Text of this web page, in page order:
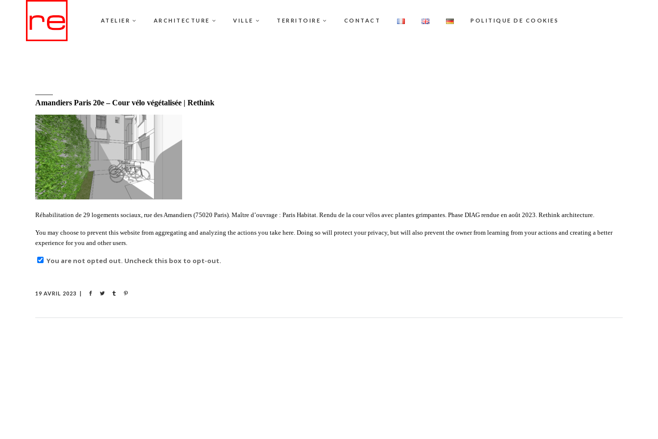
ATELIER ARCHITECTURE VILLE TERRITOIRE CONTACT POLITIQUE DE COOKIES
Amandiers Paris 20e – Cour vélo végétalisée | Rethink
Réhabilitation de 29 logements sociaux, rue des Amandiers (75020 Paris). Maître d’ouvrage : Paris Habitat. Rendu de la cour vélos avec plantes grimpantes. Phase DIAG rendue en août 2023. Rethink architecture.
You may choose to prevent this website from aggregating and analyzing the actions you take here. Doing so will protect your privacy, but will also prevent the owner from learning from your actions and creating a better
experience for you and other users.
You are not opted out. Uncheck this box to opt-out.
19 AVRIL 2023